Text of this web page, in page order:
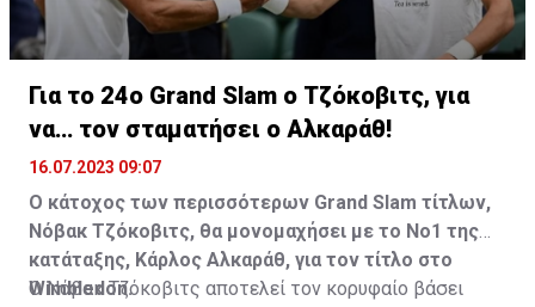
Για το 24ο Grand Slam ο Τζόκοβιτς, για
να… τον σταματήσει ο Αλκαράθ!
16.07.2023 09:07
Ο κάτοχος των περισσότερων Grand Slam τίτλων,
Νόβακ Τζόκοβιτς, θα μονομαχήσει με το Νο1 της
κατάταξης, Κάρλος Αλκαράθ, για τον τίτλο στο
Wimbledon.
Ο Νόβακ Τζόκοβιτς αποτελεί τον κορυφαίο βάσει